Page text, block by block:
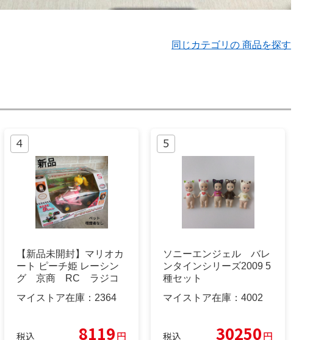
同じカテゴリの 商品を探す
【新品未開封】マリオカ
ート ピーチ姫 レーシン
グ 京商 RC ラジコ
マイストア在庫： 2364
税込 8119円
ソニーエンジェル バレ
ンタインシリーズ2009 5
種セット
マイストア在庫： 4002
税込 30250円